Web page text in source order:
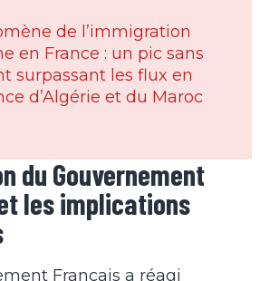
de l’immigration
en France : un pic sans
surpassant les flux en
d’Algérie et du Maroc
du Gouvernement
les implications
Français a réagi